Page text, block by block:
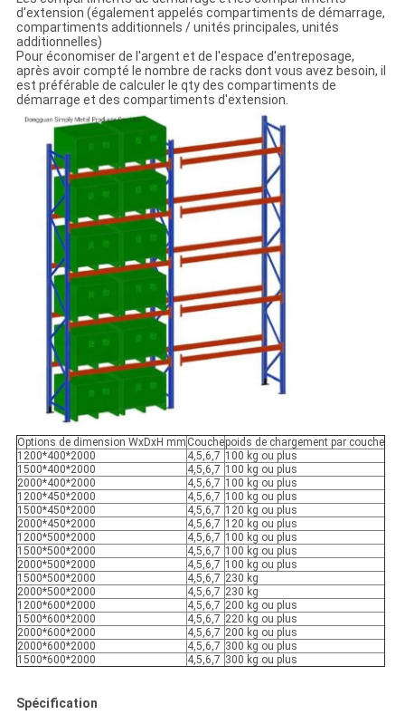
d'extension (également appelés compartiments de démarrage,
compartiments additionnels / unités principales, unités
additionnelles)
Pour économiser de l'argent et de l'espace d'entreposage,
après avoir compté le nombre de racks dont vous avez besoin, il
est préférable de calculer le qty des compartiments de
démarrage et des compartiments d'extension.
Options de dimension WxDxH mm Couchepoids de chargement par couche
1200*400*2000
4,5,6,7 100 kg ou plus
1500*400*2000
4,5,6,7 100 kg ou plus
2000*400*2000
4,5,6,7 100 kg ou plus
1200*450*2000
4,5,6,7 100 kg ou plus
1500*450*2000
4,5,6,7 120 kg ou plus
2000*450*2000
4,5,6,7 120 kg ou plus
1200*500*2000
4,5,6,7 100 kg ou plus
1500*500*2000
4,5,6,7 100 kg ou plus
2000*500*2000
4,5,6,7 100 kg ou plus
1500*500*2000
4,5,6,7 230 kg
2000*500*2000
4,5,6,7 230 kg
1200*600*2000
4,5,6,7 200 kg ou plus
1500*600*2000
4,5,6,7 220 kg ou plus
2000*600*2000
4,5,6,7 200 kg ou plus
2000*600*2000
4,5,6,7 300 kg ou plus
1500*600*2000
4,5,6,7 300 kg ou plus
Spécification